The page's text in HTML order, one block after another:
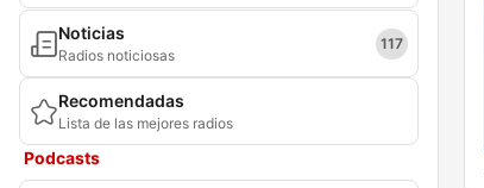
Noticias
Radios noticiosas
117
Recomendadas
Lista de las mejores radios
Podcasts